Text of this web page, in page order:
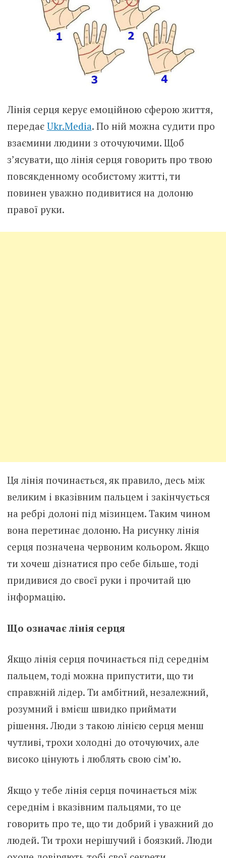
Лінія серця керує емоційною сферою життя,
передає Ukr.Media. По ній можна судити про
взаємини людини з оточуючими. Щоб
з’ясувати, що лінія серця говорить про твою
повсякденному особистому житті, ти
повинен уважно подивитися на долоню
правої руки.
Ця лінія починається, як правило, десь між
великим і вказівним пальцем і закінчується
на ребрі долоні під мізинцем. Таким чином
вона перетинає долоню. На рисунку лінія
серця позначена червоним кольором. Якщо
ти хочеш дізнатися про себе більше, тоді
придивися до своєї руки і прочитай цю
інформацію.
Що означає лінія серця
Якщо лінія серця починається під середнім
пальцем, тоді можна припустити, що ти
справжній лідер. Ти амбітний, незалежний,
розумний і вмієш швидко приймати
рішення. Люди з такою лінією серця менш
чутливі, трохи холодні до оточуючих, але
високо цінують і люблять свою сім’ю.
Якщо у тебе лінія серця починається між
середнім і вказівним пальцями, то це
говорить про те, що ти добрий і уважний до
людей. Ти трохи нерішучий і боязкий. Люди